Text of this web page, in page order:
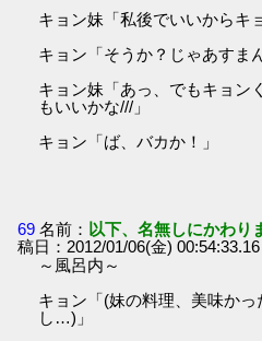
キョン妹「私後でいいからキ
キョン「そうか？じゃあすま
キョン妹「あっ、でもキョン
もいいかな///」
キョン「ば、バカか！」
69 名前： 以下、名無しにかわり
稿日：2012/01/06(金)
～風呂内～
キョン「(妹の料理、美味か
し…)」